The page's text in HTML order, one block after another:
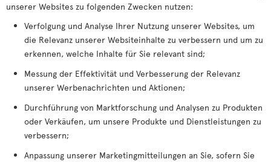
unserer Websites zu folgenden Zwecken nutzen:
Verfolgung und Analyse Ihrer Nutzung unserer Websites, um
die Relevanz unserer Websiteinhalte zu verbessern und um zu
erkennen, welche Inhalte für Sie relevant sind;
Messung der Effektivität und Verbesserung der Relevanz
unserer Werbenachrichten und Aktionen;
Durchführung von Marktforschung und Analysen zu Produkten
oder Verkäufen, um unsere Produkte und Dienstleistungen zu
verbessern;
Anpassung unserer Marketingmitteilungen an Sie, sofern Sie